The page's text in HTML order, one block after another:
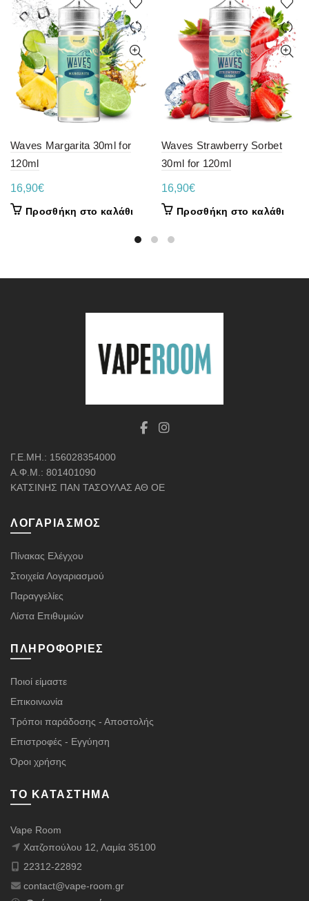
Waves Margarita 30ml for
120ml
16,90€
Προσθήκη στο καλάθι
Waves Strawberry Sorbet
30ml for 120ml
16,90€
Προσθήκη στο καλάθι
Γ.Ε.ΜΗ.: 156028354000
Α.Φ.Μ.: 801401090
ΚΑΤΣΙΝΗΣ ΠΑΝ ΤΑΣΟΥΛΑΣ ΑΘ ΟΕ
ΛΟΓΑΡΙΑΣΜΌΣ
Πίνακας Ελέγχου
Στοιχεία Λογαριασμού
Παραγγελίες
Λίστα Επιθυμιών
ΠΛΗΡΟΦΟΡΊΕΣ
Ποιοί είμαστε
Επικοινωνία
Τρόποι παράδοσης - Αποστολής
Επιστροφές - Εγγύηση
Όροι χρήσης
ΤΟ ΚΑΤΆΣΤΗΜΑ
Vape Room
Χατζοπούλου 12, Λαμία 35100
22312-22892
contact@vape-room.gr